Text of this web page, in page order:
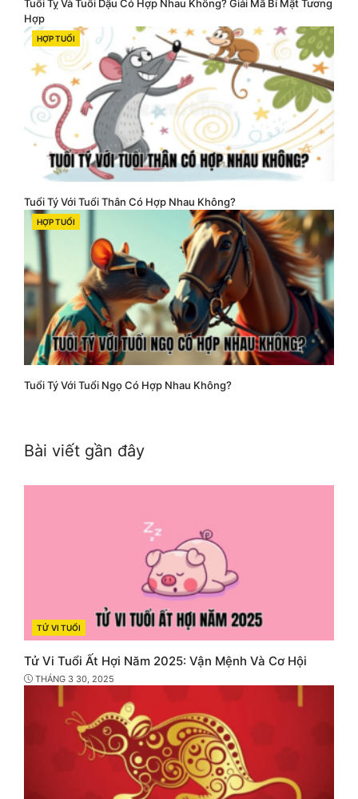
Tuổi Tỵ Và Tuổi Dậu Có Hợp Nhau Không? Giải Mã Bí Mật Tương
Hợp
CATEGORIES
HỢP TUỔI
Tuổi Tý Với Tuổi Thân Có Hợp Nhau Không?
CATEGORIES
HỢP TUỔI
Tuổi Tý Với Tuổi Ngọ Có Hợp Nhau Không?
Bài viết gần đây
CATEGORIES
TỬ VI TUỔI
Tử Vi Tuổi Ất Hợi Năm 2025: Vận Mệnh Và Cơ Hội
THÁNG 3 30, 2025